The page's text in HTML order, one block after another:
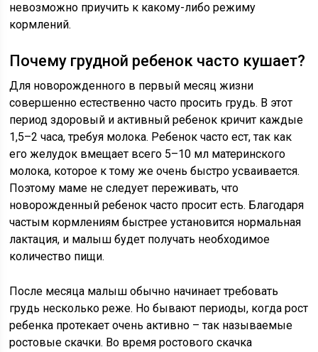
невозможно приучить к какому-либо режиму
кормлений.
Почему грудной ребенок часто кушает?
Для новорожденного в первый месяц жизни
совершенно естественно часто просить грудь. В этот
период здоровый и активный ребенок кричит каждые
1,5–2 часа, требуя молока. Ребенок часто ест, так как
его желудок вмещает всего 5–10 мл материнского
молока, которое к тому же очень быстро усваивается.
Поэтому маме не следует переживать, что
новорожденный ребенок часто просит есть. Благодаря
частым кормлениям быстрее установится нормальная
лактация, и малыш будет получать необходимое
количество пищи.
После месяца малыш обычно начинает требовать
грудь несколько реже. Но бывают периоды, когда рост
ребенка протекает очень активно – так называемые
ростовые скачки. Во время ростового скачка